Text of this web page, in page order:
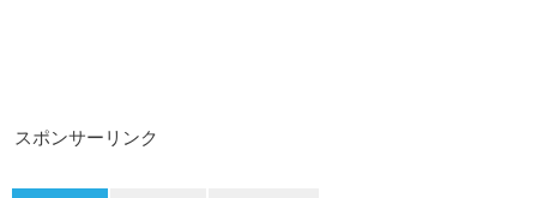
スポンサーリンク